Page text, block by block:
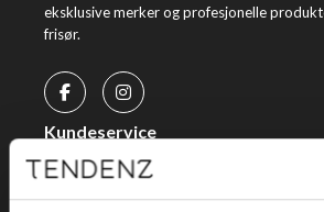
eksklusive merker og profesjonelle
frisør.
Kundeservice
Kjøpsvilkår